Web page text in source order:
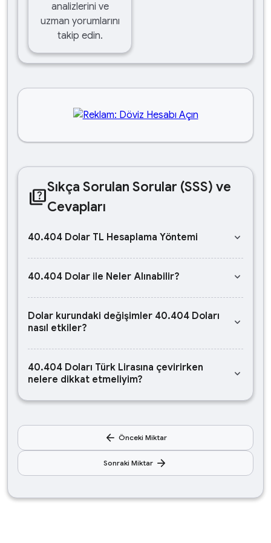
analizlerini ve
uzman yorumlarını
takip edin.
quizSıkça Sorulan Sorular (SSS) ve
Cevapları
40.404 Dolar TL Hesaplama Yöntemi keyboard_arrow_down
40.404 Dolar ile Neler Alınabilir? keyboard_arrow_down
Dolar kurundaki değişimler 40.404 Doları
nasıl etkiler?
keyboard_arrow_down
40.404 Doları Türk Lirasına çevirirken
nelere dikkat etmeliyim?
keyboard_arrow_down
arrow_back Önceki Miktar
Sonraki Miktar arrow_forward